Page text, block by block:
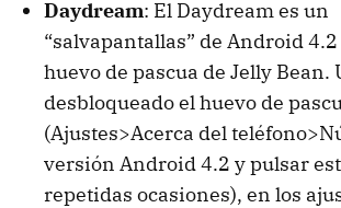
Daydream: El Daydream es un
“salvapantallas” de Android
huevo de pascua de Jelly Bean.
desbloqueado el huevo de
(Ajustes>Acerca del
versión Android 4.2 y pulsar
repetidas ocasiones), en los